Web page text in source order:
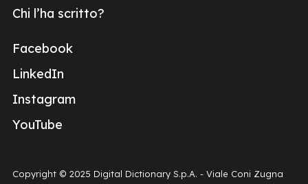
Chi l’ha scritto?
Facebook
LinkedIn
Instagram
YouTube
Copyright © 2025 Digital Dictionary S.p.A. - Viale Coni Zugna